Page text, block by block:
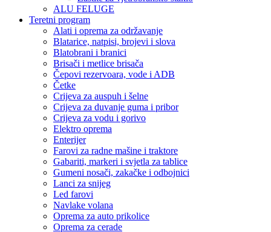
ALU FELUGE
Teretni program
Alati i oprema za održavanje
Blatarice, natpisi, brojevi i slova
Blatobrani i branici
Brisači i metlice brisača
Čepovi rezervoara, vode i ADB
Četke
Crijeva za auspuh i šelne
Crijeva za duvanje guma i pribor
Crijeva za vodu i gorivo
Elektro oprema
Enterijer
Farovi za radne mašine i traktore
Gabariti, markeri i svjetla za tablice
Gumeni nosači, zakačke i odbojnici
Lanci za snijeg
Led farovi
Navlake volana
Oprema za auto prikolice
Oprema za cerade